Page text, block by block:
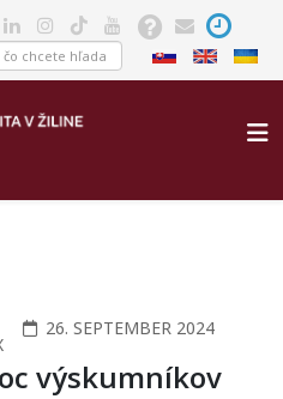
26. SEPTEMBER 2024
výskumníkov